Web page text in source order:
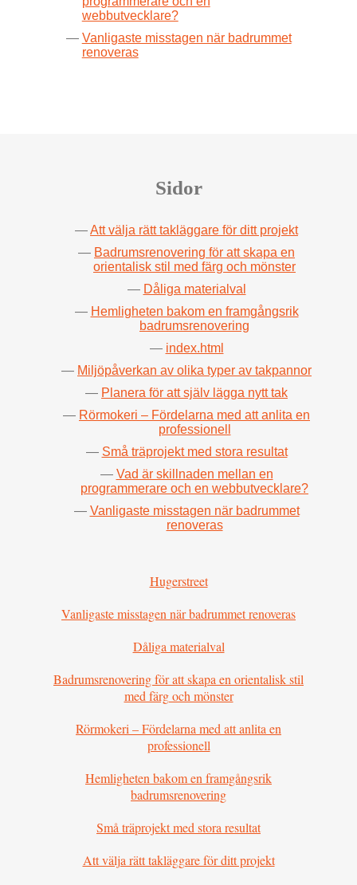
webbutvecklare?
Vanligaste misstagen när badrummet
renoveras
Sidor
Att välja rätt takläggare för ditt projekt
Badrumsrenovering för att skapa en
orientalisk stil med färg och mönster
Dåliga materialval
Hemligheten bakom en framgångsrik
badrumsrenovering
index.html
Miljöpåverkan av olika typer av takpannor
Planera för att själv lägga nytt tak
Rörmokeri – Fördelarna med att anlita en
professionell
Små träprojekt med stora resultat
Vad är skillnaden mellan en
programmerare och en webbutvecklare?
Vanligaste misstagen när badrummet
renoveras
Hugerstreet
Vanligaste misstagen när badrummet renoveras
Dåliga materialval
Badrumsrenovering för att skapa en orientalisk stil
med färg och mönster
Rörmokeri – Fördelarna med att anlita en
professionell
Hemligheten bakom en framgångsrik
badrumsrenovering
Små träprojekt med stora resultat
Att välja rätt takläggare för ditt projekt